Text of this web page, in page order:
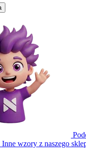
Inne wzory z naszego